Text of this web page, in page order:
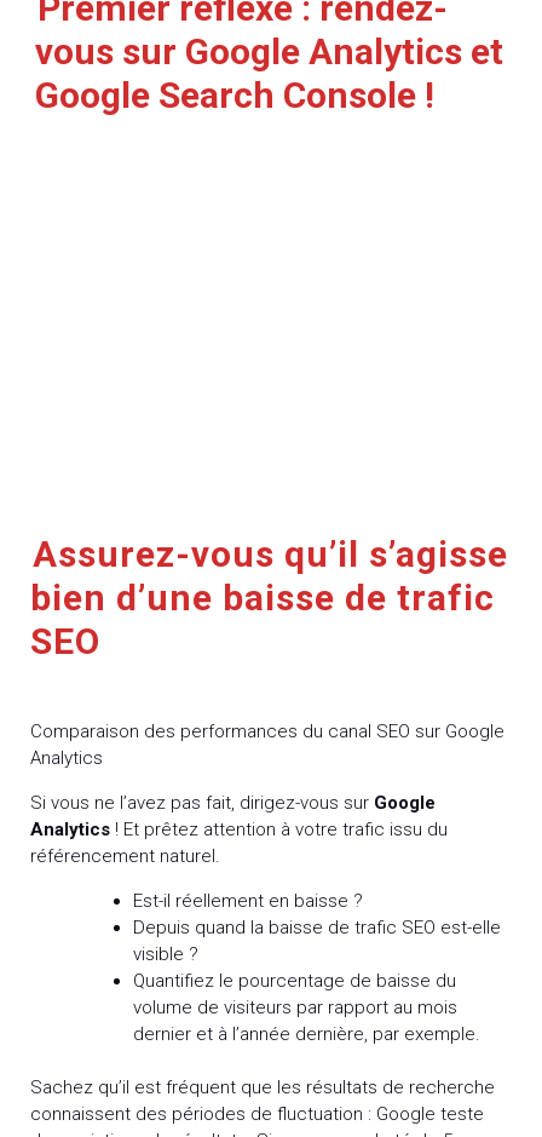
vous sur Google Analytics et
Google Search Console !
Assurez-vous qu’il s’agisse
bien d’une baisse de trafic
SEO
Comparaison des performances du canal SEO sur Google
Analytics
Si vous ne l’avez pas fait, dirigez-vous sur Google
Analytics ! Et prêtez attention à votre trafic issu du
référencement naturel.
Est-il réellement en baisse ?
Depuis quand la baisse de trafic SEO est-elle
visible ?
Quantifiez le pourcentage de baisse du
volume de visiteurs par rapport au mois
dernier et à l’année dernière, par exemple.
Sachez qu’il est fréquent que les résultats de recherche
connaissent des périodes de fluctuation : Google teste